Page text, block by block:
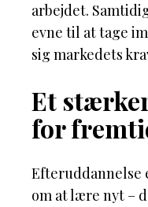
arbejdet.
evne til at tage
sig markedets
Et
for
Efteruddannelse
om at lære nyt –